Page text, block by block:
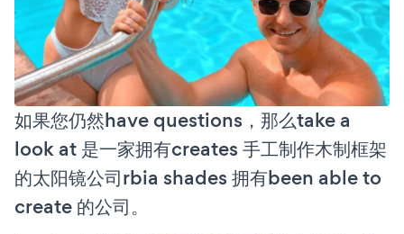
如果您仍然have questions，那么take a
look at 是一家拥有creates 手工制作木制框架
的太阳镜公司rbia shades 拥有been able to
create 的公司。